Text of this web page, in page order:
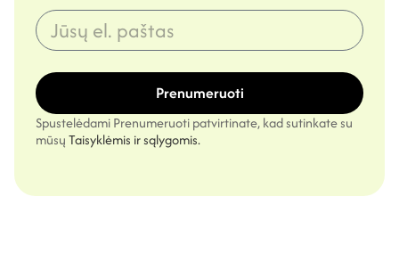
Prenumeruoti
Spustelėdami Prenumeruoti patvirtinate, kad sutinkate su
mūsųTaisyklėmis ir sąlygomis.